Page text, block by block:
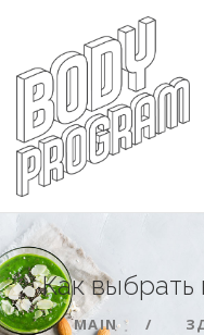
Как выбрать
MAIN